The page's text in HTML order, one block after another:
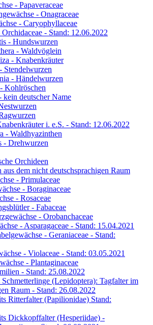
- Papaveraceae
- Onagraceae
- Caryophyllaceae
- Stand: 12.06.2022
- Hundswurzen
- Waldvöglein
- Knabenkräuter
Stendelwurzen
- Händelwurzen
Kohlröschen
kein deutscher Name
i. e.S. - Stand: 12.06.2022
- Waldhyazinthen
- Drehwurzen
Orchideen
aus dem nicht deutschsprachigen Raum
- Primulaceae
- Boraginaceae
- Rosaceae
- Fabaceae
- Orobanchaceae
- Asparagaceae - Stand: 15.04.2021
- Geraniaceae - Stand:
- Violaceae - Stand: 03.05.2021
- Plantaginaceae
- Stand: 25.08.2022
(Lepidoptera): Tagfalter im
Raum - Stand: 26.08.2022
Ritterfalter (Papilionidae) Stand:
Dickkopffalter (Hesperiidae) -